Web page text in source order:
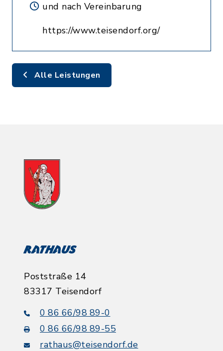
und nach Vereinbarung
https://www.teisendorf.org/
Alle Leistungen
Rathaus
Poststraße 14
83317 Teisendorf
0 86 66/98 89-0
0 86 66/98 89-55
rathaus@teisendorf.de